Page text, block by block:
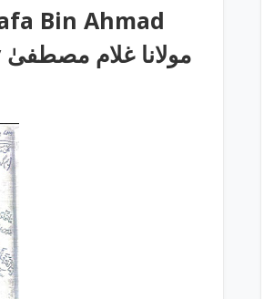
Bin Ahmad
Uddin Khokhar Chishti /فدک by مولانا غلام مصطفیٰ